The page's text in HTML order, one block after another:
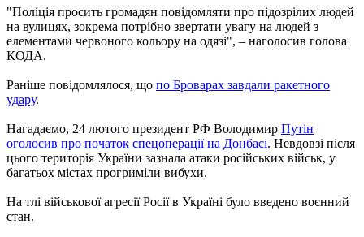
"Поліція просить громадян повідомляти про підозрілих людей
на вулицях, зокрема потрібно звертати увагу на людей з
елементами червоного кольору на одязі", – наголосив голова
КОДА.
Раніше повідомлялося, що по Броварах завдали ракетного
удару.
Нагадаємо, 24 лютого президент РФ Володимир Путін
оголосив про початок спецоперації на Донбасі. Невдовзі після
цього територія України зазнала атаки російських військ, у
багатьох містах прогриміли вибухи.
На тлі військової агресії Росії в Україні було введено воєнний
стан.